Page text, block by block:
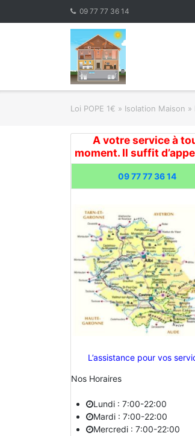
09 77 77 36 14
Loi POPE 1€ » Isolation Maison »
A votre service à
moment. Il suffit
09 77 77 36 14
L’assistance pour vos
Nos Horaires
Lundi : 7:00-22:00
Mardi : 7:00-22:00
Mercredi : 7:00-22:00